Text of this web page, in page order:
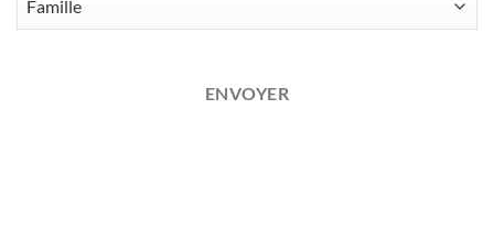
ENVOYER